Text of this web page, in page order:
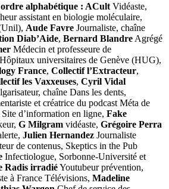
alphabétique : ACult Vidéaste,
assistant en biologie moléculaire,
Aude Favre Journaliste, chaîne
Diab’Aide, Bernard Blandre Agrégé
Médecin et professeure de
universitaires de Genève (HUG),
France, Collectif l’Extracteur,
les Vaxxeuses, Cyril Vidal
chaîne Dans les dents,
et créatrice du podcast Méta de
Site d’information en ligne, Fake
G Milgram vidéaste, Grégoire Perra
Julien Hernandez Journaliste
de contenus, Skeptics in the Pub
Infectiologue, Sorbonne-Université et
Radis irradiéYoutubeur prévention,
à France Télévisions, Madeline